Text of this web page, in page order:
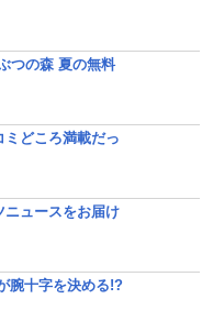
つの森 夏の無料
ミどころ満載だっ
ニュースをお届け
腕十字を決める!?